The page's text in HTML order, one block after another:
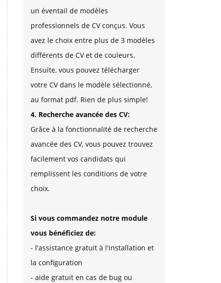
un éventail de modèles
professionnels de CV conçus. Vous
avez le choix entre plus de 3 modèles
différents de CV et de couleurs.
Ensuite, vous pouvez télécharger
votre CV dans le modèle sélectionné,
au format pdf. Rien de plus simple!
4. Recherche avancée des CV:
Grâce à la fonctionnalité de recherche
avancée des CV, vous pouvez trouvez
facilement vos candidats qui
remplissent les conditions de votre
choix.
Si vous commandez notre module
vous bénéficiez de:
- l'assistance gratuit à l'installation et
la configuration
- aide gratuit en cas de bug ou